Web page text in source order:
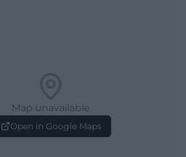
Map unavailable
Open in Google Maps